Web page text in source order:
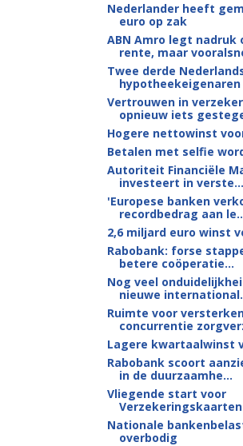
Nederlander heeft
euro op zak
ABN Amro legt nadruk
rente, maar
Twee derde
Vertrouwen in
opnieuw iets
Hogere nettowinst
Betalen met selfie
Autoriteit Financiële
investeert in verste...
'Europese banken
recordbedrag aan
2,6 miljard euro winst
Rabobank: forse
betere coöperatie...
Nog veel
nieuwe
Ruimte voor
concurrentie
Lagere kwartaalwinst
Rabobank scoort
in de duurzaamhe...
Vliegende start voor
Verzekeringskaarten
Nationale
overbodig